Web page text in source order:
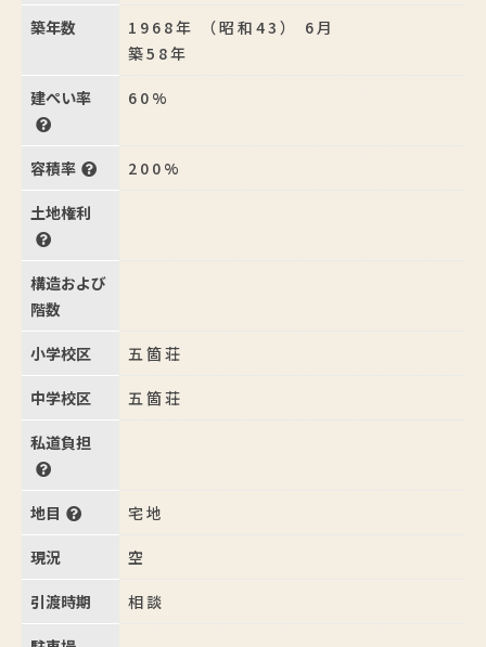
築年数
1968年 （昭和43） 6月
築58年
建ぺい率 60%
容積率 200%
土地権利
構造および
階数
小学校区 五箇荘
中学校区 五箇荘
私道負担
地目 宅地
現況 空
引渡時期 相談